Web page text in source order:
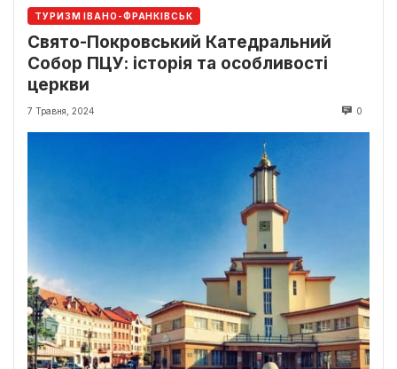
ТУРИЗМ ІВАНО-ФРАНКІВСЬК
Свято-Покровський Катедральний
Собор ПЦУ: історія та особливості
церкви
7 Травня, 2024 0